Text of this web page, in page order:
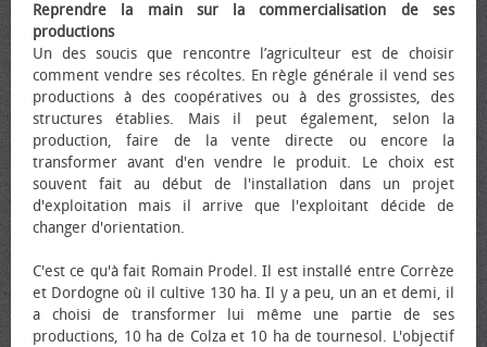
Reprendre la main sur la commercialisation de ses
productions
Un des soucis que rencontre l’agriculteur est de choisir
comment vendre ses récoltes. En règle générale il vend ses
productions à des coopératives ou à des grossistes, des
structures établies. Mais il peut également, selon la
production, faire de la vente directe ou encore la
transformer avant d'en vendre le produit. Le choix est
souvent fait au début de l'installation dans un projet
d'exploitation mais il arrive que l'exploitant décide de
changer d'orientation.
C'est ce qu'à fait Romain Prodel. Il est installé entre Corrèze
et Dordogne où il cultive 130 ha. Il y a peu, un an et demi, il
a choisi de transformer lui même une partie de ses
productions, 10 ha de Colza et 10 ha de tournesol. L'objectif